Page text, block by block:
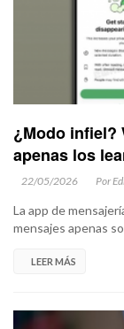
¿Modo infiel?
apenas los
22/05/2026 Por
La app de
mensajes apenas
LEER MÁS